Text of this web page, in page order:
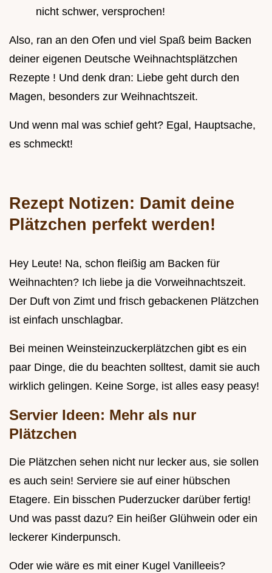
nicht schwer, versprochen!
Also, ran an den Ofen und viel Spaß beim Backen
deiner eigenen Deutsche Weihnachtsplätzchen
Rezepte ! Und denk dran: Liebe geht durch den
Magen, besonders zur Weihnachtszeit.
Und wenn mal was schief geht? Egal, Hauptsache,
es schmeckt!
Rezept Notizen: Damit deine
Plätzchen perfekt werden!
Hey Leute! Na, schon fleißig am Backen für
Weihnachten? Ich liebe ja die Vorweihnachtszeit.
Der Duft von Zimt und frisch gebackenen Plätzchen
ist einfach unschlagbar.
Bei meinen Weinsteinzuckerplätzchen gibt es ein
paar Dinge, die du beachten solltest, damit sie auch
wirklich gelingen. Keine Sorge, ist alles easy peasy!
Servier Ideen: Mehr als nur
Plätzchen
Die Plätzchen sehen nicht nur lecker aus, sie sollen
es auch sein! Serviere sie auf einer hübschen
Etagere. Ein bisschen Puderzucker darüber fertig!
Und was passt dazu? Ein heißer Glühwein oder ein
leckerer Kinderpunsch.
Oder wie wäre es mit einer Kugel Vanilleeis?